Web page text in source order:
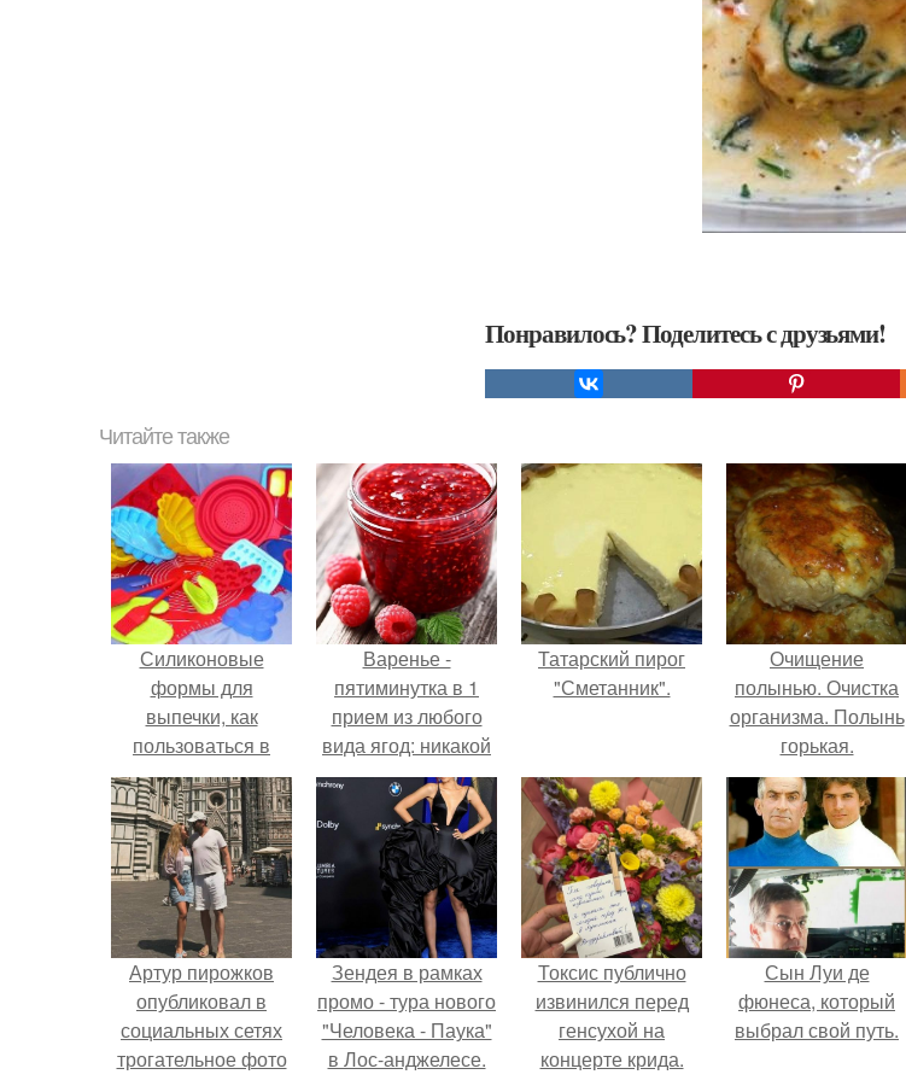
Понравилось? Поделитесь с друзьями!
Читайте также
Силиконовые
формы для
выпечки, как
пользоваться в
духовке. 9 правил
использования
силиконовых
формам для
выпечки.
Варенье -
пятиминутка в 1
прием из любого
вида ягод: никакой
длительной варки,
все витамины на
месте!
Татарский пирог
"Сметанник".
Очищение
полынью. Очистка
организма. Полынь
горькая.
Артур пирожков
опубликовал в
социальных сетях
трогательное фото
Зендея в рамках
промо - тура нового
"Человека - Паука"
в Лос-анджелесе.
Токсис публично
извинился перед
генсухой на
концерте крида.
Сын Луи де
фюнеса, который
выбрал свой путь.